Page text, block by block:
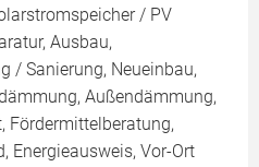
/ PV
Ausbau,
/ Sanierung, Neueinbau,
Außendämmung,
Fördermittelberatung,
Energieausweis, Vor-Ort